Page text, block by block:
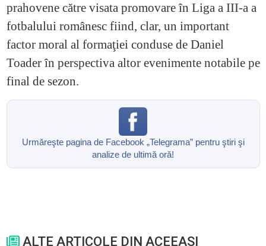
prahovene către visata promovare în Liga a III-a a
fotbalului românesc fiind, clar, un important
factor moral al formaţiei conduse de Daniel
Toader în perspectiva altor evenimente notabile pe
final de sezon.
Urmăreşte pagina de Facebook „Telegrama” pentru ştiri şi
analize de ultimă oră!
ALTE ARTICOLE DIN ACEEASI